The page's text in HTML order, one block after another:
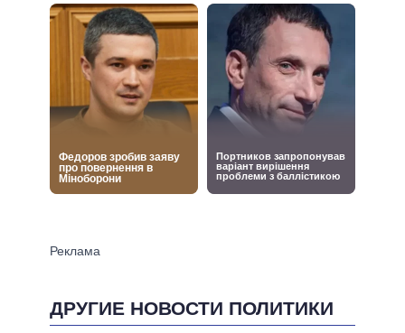
ДРУГИЕ НОВОСТИ ПОЛИТИКИ